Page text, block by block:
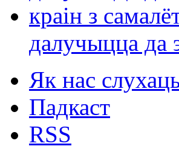
далучыцца да
Як нас
Падкаст
RSS